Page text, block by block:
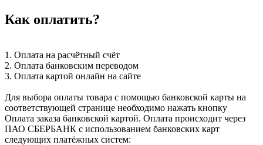
Как оплатить?
1. Оплата на расчётный счёт
2. Оплата банковским переводом
3. Оплата картой онлайн на сайте
Для выбора оплаты товара с помощью банковской карты на
соответствующей странице необходимо нажать кнопку
Оплата заказа банковской картой. Оплата происходит через
ПАО СБЕРБАНК с использованием банковских карт
следующих платёжных систем: